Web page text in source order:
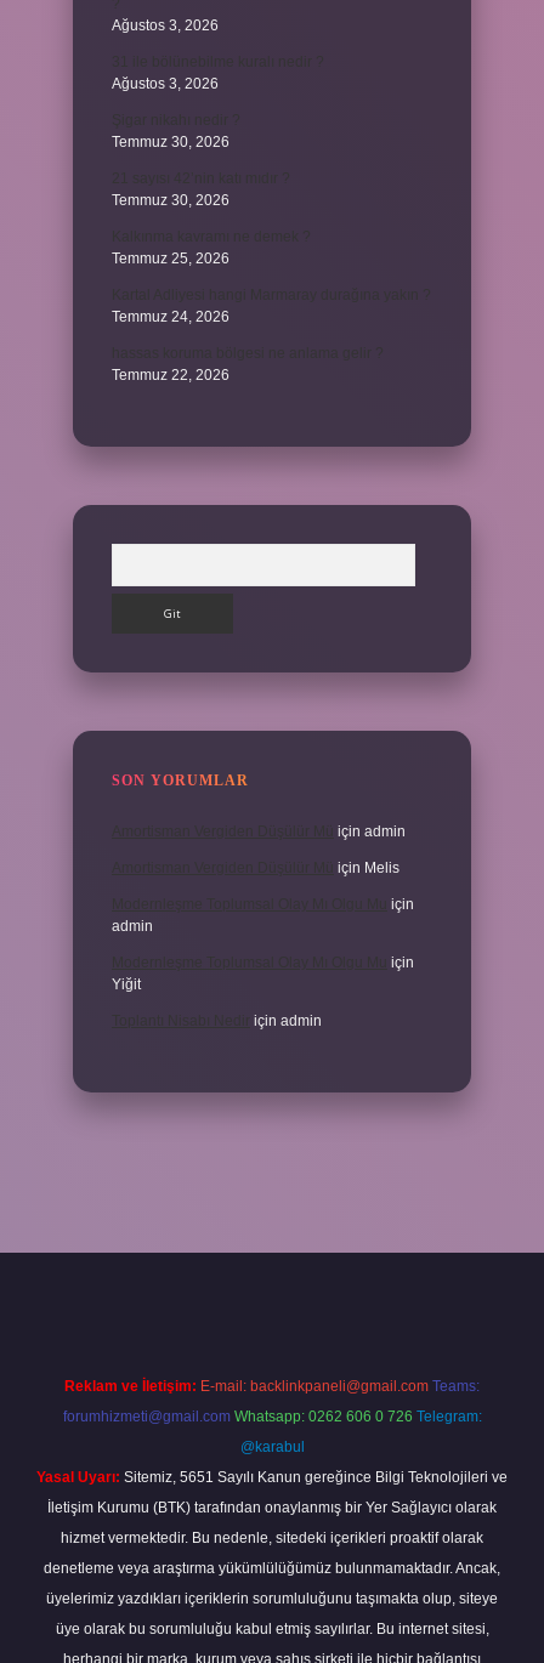
Ağustos 3, 2026
Ağustos 3, 2026
Temmuz 30, 2026
Temmuz 30, 2026
Temmuz 25, 2026
Temmuz 24, 2026
Temmuz 22, 2026
SON YORUMLAR
için admin
için Melis
için
admin
Modernleşme Toplumsal Olay Mı Olgu Mu
için
Yiğit
Toplantı Nisabı Nedir için admin
Reklam ve İletişim: E-mail: backlinkpaneli@gmail.com Teams:
forumhizmeti@gmail.com Whatsapp: 0262 606 0 726 Telegram:
@karabul
Yasal Uyarı: Sitemiz, 5651 Sayılı Kanun gereğince Bilgi Teknolojileri ve
İletişim Kurumu (BTK) tarafından onaylanmış bir Yer Sağlayıcı olarak
hizmet vermektedir. Bu nedenle, sitedeki içerikleri proaktif olarak
denetleme veya araştırma yükümlülüğümüz bulunmamaktadır. Ancak,
üyelerimiz yazdıkları içeriklerin sorumluluğunu taşımakta olup, siteye
üye olarak bu sorumluluğu kabul etmiş sayılırlar. Bu internet sitesi,
herhangi bir marka, kurum veya şahıs şirketi ile hiçbir bağlantısı